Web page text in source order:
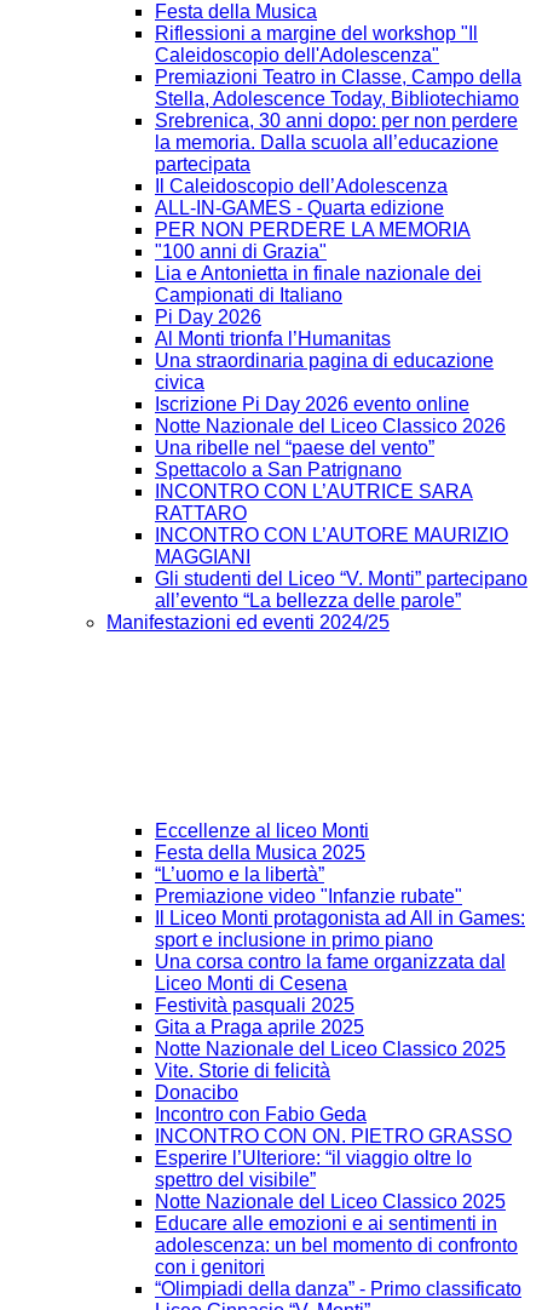
Festa della Musica
Riflessioni a margine del workshop "Il
Caleidoscopio dell'Adolescenza"
Premiazioni Teatro in Classe, Campo della
Stella, Adolescence Today, Bibliotechiamo
Srebrenica, 30 anni dopo: per non perdere
la memoria. Dalla scuola all’educazione
partecipata
Il Caleidoscopio dell’Adolescenza
ALL-IN-GAMES - Quarta edizione
PER NON PERDERE LA MEMORIA
"100 anni di Grazia"
Lia e Antonietta in finale nazionale dei
Campionati di Italiano
Pi Day 2026
Al Monti trionfa l’Humanitas
Una straordinaria pagina di educazione
civica
Iscrizione Pi Day 2026 evento online
Notte Nazionale del Liceo Classico 2026
Una ribelle nel “paese del vento”
Spettacolo a San Patrignano
INCONTRO CON L’AUTRICE SARA
RATTARO
INCONTRO CON L’AUTORE MAURIZIO
MAGGIANI
Gli studenti del Liceo “V. Monti” partecipano
all’evento “La bellezza delle parole”
Manifestazioni ed eventi 2024/25
Eccellenze al liceo Monti
Festa della Musica 2025
“L’uomo e la libertà”
Premiazione video "Infanzie rubate"
Il Liceo Monti protagonista ad All in Games:
sport e inclusione in primo piano
Una corsa contro la fame organizzata dal
Liceo Monti di Cesena
Festività pasquali 2025
Gita a Praga aprile 2025
Notte Nazionale del Liceo Classico 2025
Vite. Storie di felicità
Donacibo
Incontro con Fabio Geda
INCONTRO CON ON. PIETRO GRASSO
Esperire l’Ulteriore: “il viaggio oltre lo
spettro del visibile”
Notte Nazionale del Liceo Classico 2025
Educare alle emozioni e ai sentimenti in
adolescenza: un bel momento di confronto
con i genitori
“Olimpiadi della danza” - Primo classificato